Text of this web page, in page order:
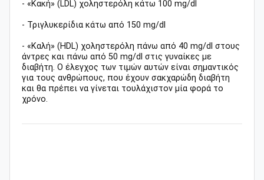
- «Κακή» (LDL) χοληστερόλη κάτω 100 mg/dl
- Τριγλυκερίδια κάτω από 150 mg/dl
- «Καλή» (HDL) χοληστερόλη πάνω από 40 mg/dl στους
άντρες και πάνω από 50 mg/dl στις γυναίκες με
διαβήτη. Ο έλεγχος των τιμών αυτών είναι σημαντικός
για τους ανθρώπους, που έχουν σακχαρώδη διαβήτη
και θα πρέπει να γίνεται τουλάχιστον μία φορά το
χρόνο.